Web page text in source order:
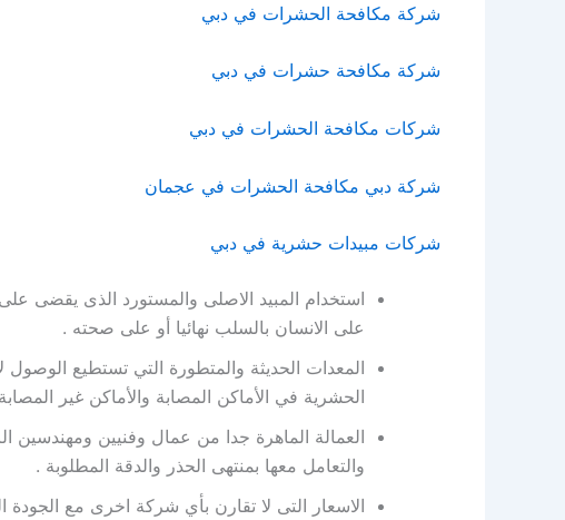
شركة مكافحة الحشرات في دبي
شركة مكافحة حشرات في دبي
شركات مكافحة الحشرات في دبي
شركة دبي مكافحة الحشرات في عجمان
شركات مبيدات حشرية في دبي
استخدام المبيد الاصلى والمستورد الذى يقضى على
على الانسان بالسلب نهائيا أو على صحته .
المعدات الحديثة والمتطورة التي تستطيع الوصول
الحشرية في الأماكن المصابة والأماكن غير المصابة
العمالة الماهرة جدا من عمال وفنيين ومهندسين
والتعامل معها بمنتهى الحذر والدقة المطلوبة .
الاسعار التى لا تقارن بأي شركة اخرى مع الجودة